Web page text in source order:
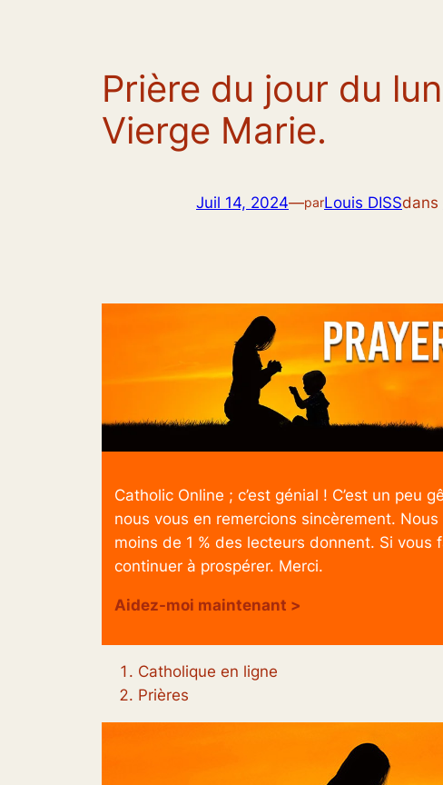
Prière du jour du
Vierge Marie.
Juil 14, 2024—parLouis DISSdans
Catholic Online ; c’est génial ! C’est un
nous vous en remercions sincèrement.
moins de 1 % des lecteurs donnent. Si
continuer à prospérer. Merci.
Aidez-moi maintenant >
Catholique en ligne
Prières